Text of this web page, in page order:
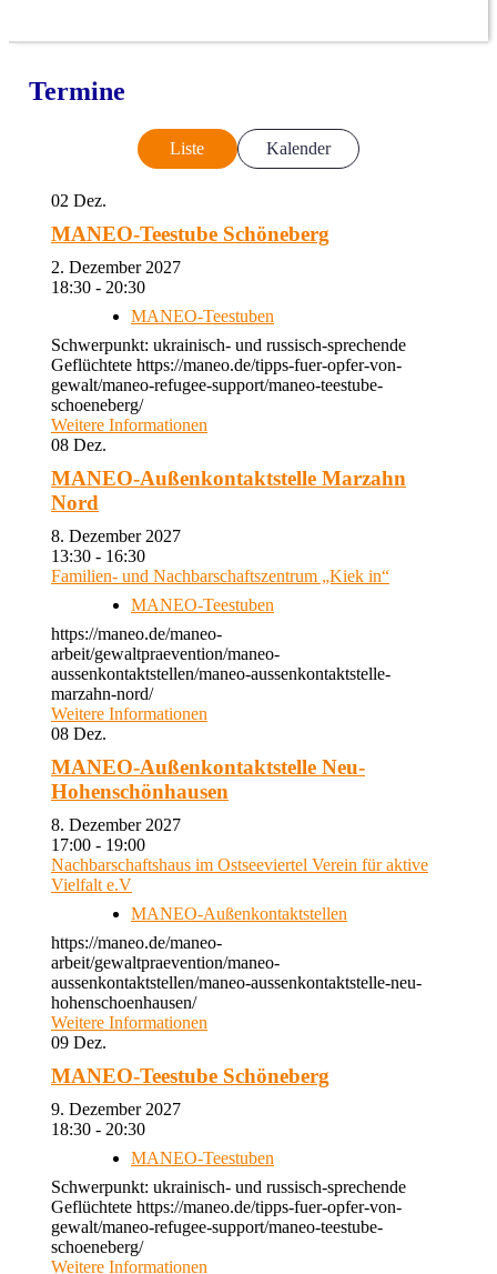
Termine
Liste Kalender
02 Dez.
MANEO-Teestube Schöneberg
2. Dezember 2027
18:30 - 20:30
MANEO-Teestuben
Schwerpunkt: ukrainisch- und russisch-sprechende
Geflüchtete https://maneo.de/tipps-fuer-opfer-von-
gewalt/maneo-refugee-support/maneo-teestube-
schoeneberg/
Weitere Informationen
08 Dez.
MANEO-Außenkontaktstelle Marzahn
Nord
8. Dezember 2027
13:30 - 16:30
Familien- und Nachbarschaftszentrum „Kiek in“
MANEO-Teestuben
https://maneo.de/maneo-
arbeit/gewaltpraevention/maneo-
aussenkontaktstellen/maneo-aussenkontaktstelle-
marzahn-nord/
Weitere Informationen
08 Dez.
MANEO-Außenkontaktstelle Neu-
Hohenschönhausen
8. Dezember 2027
17:00 - 19:00
Nachbarschaftshaus im Ostseeviertel Verein für aktive
Vielfalt e.V
MANEO-Außenkontaktstellen
https://maneo.de/maneo-
arbeit/gewaltpraevention/maneo-
aussenkontaktstellen/maneo-aussenkontaktstelle-neu-
hohenschoenhausen/
Weitere Informationen
09 Dez.
MANEO-Teestube Schöneberg
9. Dezember 2027
18:30 - 20:30
MANEO-Teestuben
Schwerpunkt: ukrainisch- und russisch-sprechende
Geflüchtete https://maneo.de/tipps-fuer-opfer-von-
gewalt/maneo-refugee-support/maneo-teestube-
schoeneberg/
Weitere Informationen